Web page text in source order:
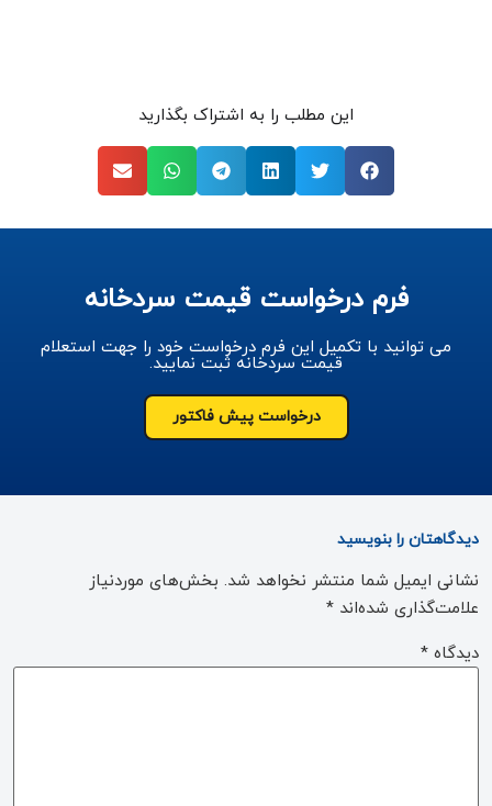
این مطلب را به اشتراک بگذارید
فرم درخواست قیمت سردخانه
می توانید با تکمیل این فرم درخواست خود را جهت استعلام
قیمت سردخانه ثبت نمایید.
درخواست پیش فاکتور
دیدگاهتان را بنویسید
نشانی ایمیل شما منتشر نخواهد شد. بخش‌های موردنیاز
علامت‌گذاری شده‌اند *
دیدگاه *